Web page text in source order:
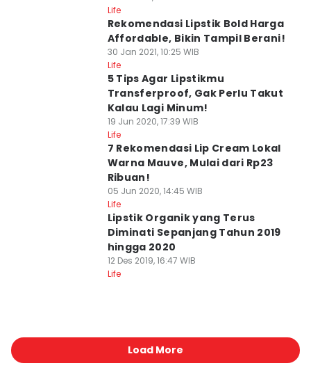
Life
Rekomendasi Lipstik Bold Harga
Affordable, Bikin Tampil Berani!
30 Jan 2021, 10:25 WIB
Life
5 Tips Agar Lipstikmu
Transferproof, Gak Perlu Takut
Kalau Lagi Minum!
19 Jun 2020, 17:39 WIB
Life
7 Rekomendasi Lip Cream Lokal
Warna Mauve, Mulai dari Rp23
Ribuan!
05 Jun 2020, 14:45 WIB
Life
Lipstik Organik yang Terus
Diminati Sepanjang Tahun 2019
hingga 2020
12 Des 2019, 16:47 WIB
Life
Load More